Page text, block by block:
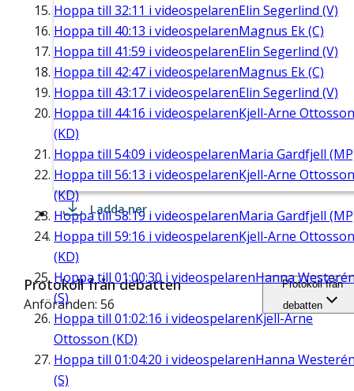
Hoppa till 32:11 i videospelarenElin Segerlind (V)
Hoppa till 40:13 i videospelarenMagnus Ek (C)
Hoppa till 41:59 i videospelarenElin Segerlind (V)
Hoppa till 42:47 i videospelarenMagnus Ek (C)
Hoppa till 43:17 i videospelarenElin Segerlind (V)
Hoppa till 44:16 i videospelarenKjell-Arne Ottosson
(KD)
Hoppa till 54:09 i videospelarenMaria Gardfjell
Hoppa till 56:13 i videospelarenKjell-Arne Ottosson
(KD)
Hoppa till58:19 i videospelarenMaria Gardfjell
Hoppa till 59:16 i videospelarenKjell-Arne Ottosson
(KD)
Hoppa till 01:00:30 i videospelarenHanna
(S)
Hoppa till 01:02:16 i videospelarenKjell-Arne
Ottosson (KD)
Hoppa till 01:04:20 i videospelarenHanna
(S)
Ladda ner
Protokoll från debatten
Anföranden: 56
Protokoll från
debatten